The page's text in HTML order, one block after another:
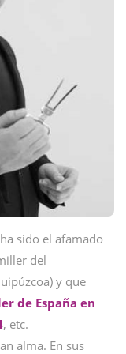
sido el afamado
del
y que
de España en
, etc.
alma. En sus